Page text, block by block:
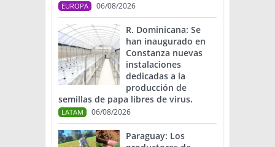
EUROPA 06/08/2026
R. Dominicana: Se
han inaugurado en
Constanza nuevas
instalaciones
dedicadas a la
producción de
semillas de papa libres de virus.
LATAM 06/08/2026
Paraguay: Los